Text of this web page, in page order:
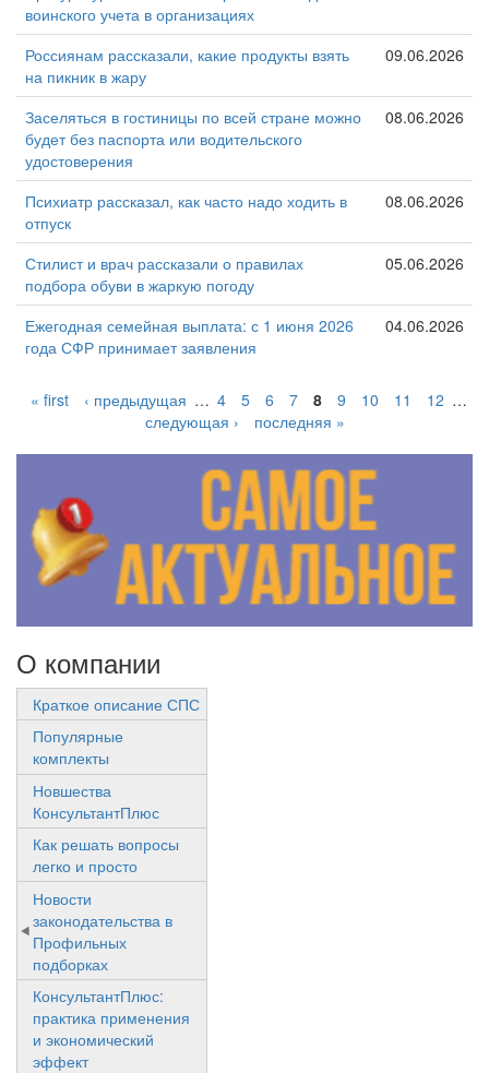
воинского учета в организациях
Россиянам рассказали, какие продукты взять
на пикник в жару
09.06.2026
Заселяться в гостиницы по всей стране можно
будет без паспорта или водительского
удостоверения
08.06.2026
Психиатр рассказал, как часто надо ходить в
отпуск
08.06.2026
Стилист и врач рассказали о правилах
подбора обуви в жаркую погоду
05.06.2026
Ежегодная семейная выплата: с 1 июня 2026
года СФР принимает заявления
04.06.2026
« first ‹ предыдущая … 4 5 6 7 8 9 10 11 12 …
следующая ›
последняя »
О компании
Краткое описание СПС
Популярные
комплекты
Новшества
КонсультантПлюс
Как решать вопросы
легко и просто
Новости
законодательства в
Профильных
подборках
КонсультантПлюс:
практика применения
и экономический
эффект